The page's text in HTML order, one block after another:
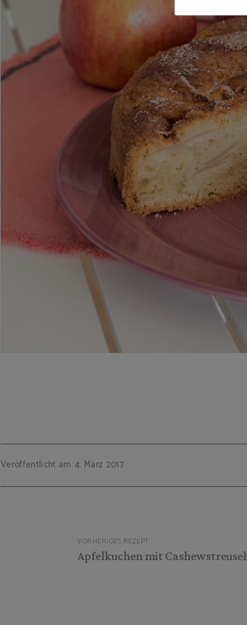
Veröffentlicht am: 4. März 2017
VORHERIGES REZEPT
Apfelkuchen mit Cashewstreusel